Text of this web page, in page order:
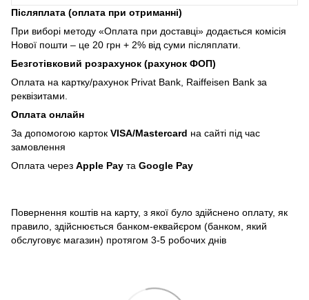
Післяплата (оплата при отриманні)
При виборі методу «Оплата при доставці» додається комісія
Нової пошти – це 20 грн + 2% від суми післяплати.
Безготівковий розрахунок (рахунок ФОП)
Оплата на картку/рахунок Privat Bank, Raiffeisen Bank за
реквізитами.
Оплата онлайн
За допомогою карток VISA/Mastercard на сайті під час
замовлення
Оплата через Apple Pay та Google Pay
Повернення коштів на карту, з якої було здійснено оплату, як
правило, здійснюється банком-еквайєром (банком, який
обслуговує магазин) протягом 3-5 робочих днів